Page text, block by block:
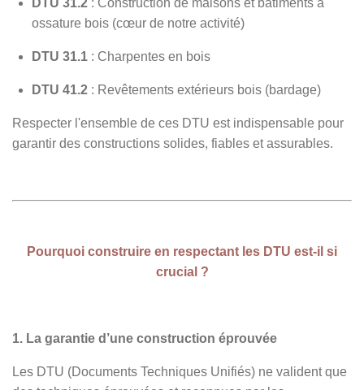
DTU 31.2 : Construction de maisons et bâtiments à
ossature bois (cœur de notre activité)
DTU 31.1 : Charpentes en bois
DTU 41.2 : Revêtements extérieurs bois (bardage)
Respecter l'ensemble de ces DTU est indispensable pour
garantir des constructions solides, fiables et assurables.
Pourquoi construire en respectant les DTU est-il si
crucial ?
1. La garantie d’une construction éprouvée
Les DTU (Documents Techniques Unifiés) ne valident que